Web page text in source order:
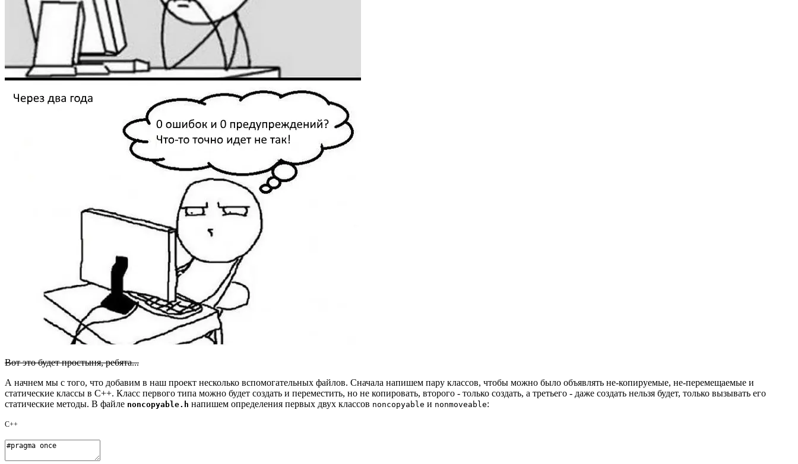
Вот это будет простыня, ребята...
А начнем мы с того, что добавим в наш проект несколько вспомогательных файлов. Сначала напишем пару классов, чтобы можно было объявлять не-копируемые, не-перемещаемые и
статические классы в C++. Класс первого типа можно будет создать и переместить, но не копировать, второго - только создать, а третьего - даже создать нельзя будет, только вызывать его
статические методы. В файле noncopyable.h напишем определения первых двух классов noncopyable и nonmoveable:
C++